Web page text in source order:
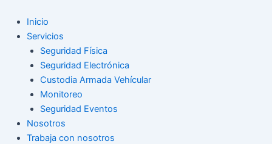
contenido
Inicio
Servicios
Seguridad Física
Seguridad Electrónica
Custodia Armada Vehícular
Monitoreo
Seguridad Eventos
Nosotros
Trabaja con nosotros
entradas